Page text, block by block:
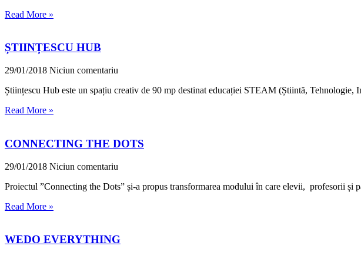
Read More »
ȘTIINȚESCU HUB
29/01/2018 Niciun comentariu
Științescu Hub este un spațiu creativ de 90 mp destinat educației STEAM (Știintă,
Read More »
CONNECTING THE DOTS
29/01/2018 Niciun comentariu
Proiectul ”Connecting the Dots” și-a propus transformarea modului în care elevii, profesorii și
Read More »
WEDO EVERYTHING